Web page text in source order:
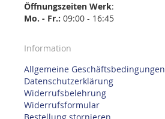
Öffnungszeiten Werk:
Mo. - Fr.: 09:00 - 16:45
Information
Allgemeine Geschäftsbedingungen
Datenschutzerklärung
Widerrufsbelehrung
Widerrufsformular